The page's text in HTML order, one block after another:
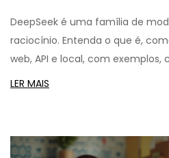
DeepSeek é uma família de
raciocínio. Entenda o que é,
web, API e local, com exemplos,
LER MAIS